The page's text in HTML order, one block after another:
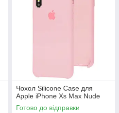
Чохол Silicone Case для
Apple iPhone Xs Max Nude
Готово до відправки